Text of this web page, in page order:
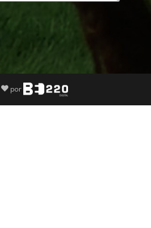
por